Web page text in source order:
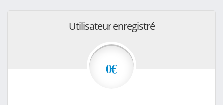
Utilisateur enregistré
0€